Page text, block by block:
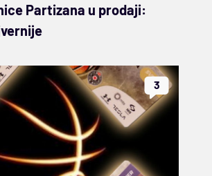
Partizana u prodaji:
3